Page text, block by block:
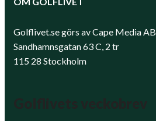
Golflivet.se görs av Cape Media AB
Sandhamnsgatan 63 C, 2 tr
115 28 Stockholm